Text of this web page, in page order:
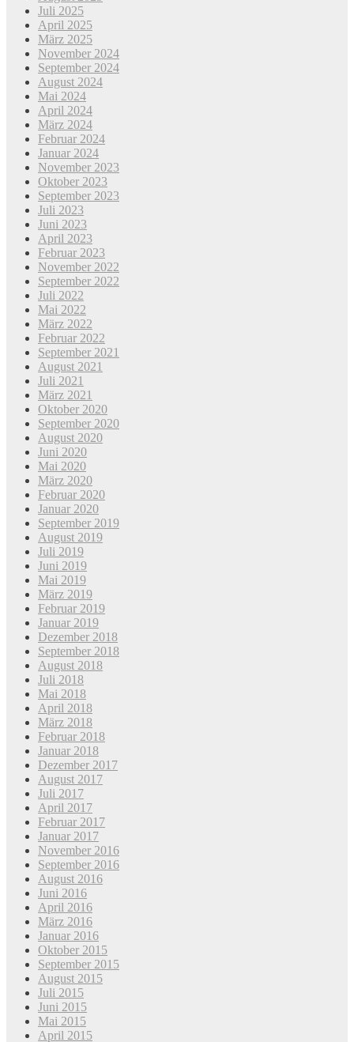
Juli 2025
April 2025
März 2025
November 2024
September 2024
August 2024
Mai 2024
April 2024
März 2024
Februar 2024
Januar 2024
November 2023
Oktober 2023
September 2023
Juli 2023
Juni 2023
April 2023
Februar 2023
November 2022
September 2022
Juli 2022
Mai 2022
März 2022
Februar 2022
September 2021
August 2021
Juli 2021
März 2021
Oktober 2020
September 2020
August 2020
Juni 2020
Mai 2020
März 2020
Februar 2020
Januar 2020
September 2019
August 2019
Juli 2019
Juni 2019
Mai 2019
März 2019
Februar 2019
Januar 2019
Dezember 2018
September 2018
August 2018
Juli 2018
Mai 2018
April 2018
März 2018
Februar 2018
Januar 2018
Dezember 2017
August 2017
Juli 2017
April 2017
Februar 2017
Januar 2017
November 2016
September 2016
August 2016
Juni 2016
April 2016
März 2016
Januar 2016
Oktober 2015
September 2015
August 2015
Juli 2015
Juni 2015
Mai 2015
April 2015